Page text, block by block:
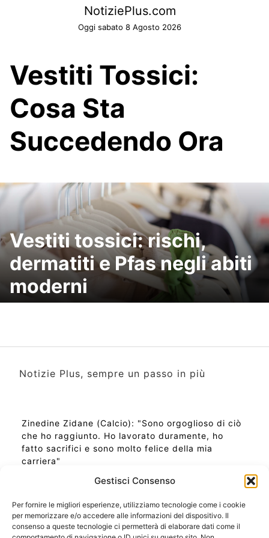
Gestisci Consenso
Per fornire le migliori esperienze, utilizziamo tecnologie come i cookie
per memorizzare e/o accedere alle informazioni del dispositivo. Il
consenso a queste tecnologie ci permetterà di elaborare dati come il
NotiziePlus.com
Oggi sabato 8 Agosto 2026
Vestiti Tossici:
Cosa Sta
Succedendo Ora
Vestiti tossici: rischi,
dermatiti e Pfas negli abiti
moderni
Notizie Plus, sempre un passo in più
Zinedine Zidane (Calcio): "Sono orgoglioso di ciò
che ho raggiunto. Ho lavorato duramente, ho
fatto sacrifici e sono molto felice della mia
carriera"
Ora Esatta in Italia in questo momento
Ti Senti Strano Ultimamente? Potrebbe Essere per